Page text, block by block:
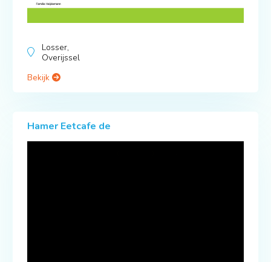
Losser,
Overijssel
Bekijk
Hamer Eetcafe de